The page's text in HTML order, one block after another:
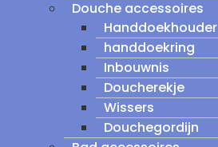
Douche accessoires
Handdoekhouder
handdoekring
Inbouwnis
Doucherekje
Wissers
Douchegordijn